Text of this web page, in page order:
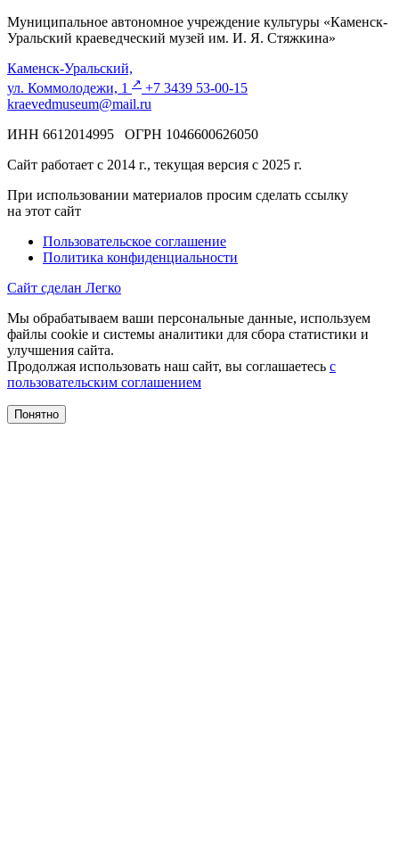
Муниципальное автономное учреждение культуры «Каменск-
Уральский краеведческий музей им. И. Я. Стяжкина»
Каменск-Уральский,
ул. Коммолодежи, 1 ↗️ +7 3439 53-00-15
kraevedmuseum@mail.ru
ИНН 6612014995 ОГРН 1046600626050
Сайт работает с 2014 г., текущая версия с 2025 г.
При использовании материалов просим сделать ссылку
на этот сайт
Пользовательское соглашение
Политика конфиденциальности
Сайт сделан Легко
Мы обрабатываем ваши персональные данные, используем
файлы cookie и системы аналитики для сбора статистики и
улучшения сайта.
Продолжая использовать наш сайт, вы соглашаетесь с
пользовательским соглашением
Понятно